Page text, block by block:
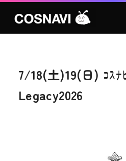
コスプレイベント
モデル撮影会
7/18(土)19(日) ｺｽﾅ
Legacy2026